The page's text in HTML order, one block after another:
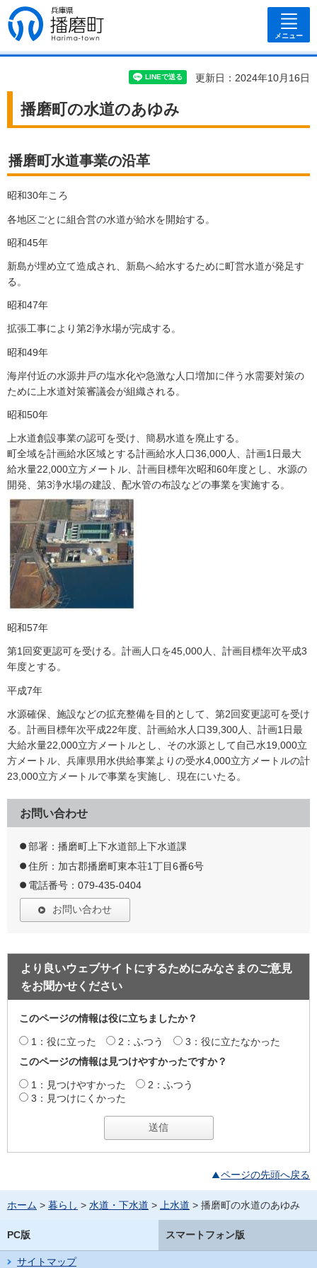
兵庫県 播磨
町
メニュー
更新日：2024年10月16日
播磨町の水道のあゆみ
播磨町水道事業の沿革
昭和30年ころ
各地区ごとに組合営の水道が給水を開始する。
昭和45年
新島が埋め立て造成され、新島へ給水するために町営水道が発足す
る。
昭和47年
拡張工事により第2浄水場が完成する。
昭和49年
海岸付近の水源井戸の塩水化や急激な人口増加に伴う水需要対策の
ために上水道対策審議会が組織される。
昭和50年
上水道創設事業の認可を受け、簡易水道を廃止する。
町全域を計画給水区域とする計画給水人口36,000人、計画1日最大
給水量22,000立方メートル、計画目標年次昭和60年度とし、水源の
開発、第3浄水場の建設、配水管の布設などの事業を実施する。
昭和57年
第1回変更認可を受ける。計画人口を45,000人、計画目標年次平成3
年度とする。
平成7年
水源確保、施設などの拡充整備を目的として、第2回変更認可を受け
る。計画目標年次平成22年度、計画給水人口39,300人、計画1日最
大給水量22,000立方メートルとし、その水源として自己水19,000立
方メートル、兵庫県用水供給事業よりの受水4,000立方メートルの計
23,000立方メートルで事業を実施し、現在にいたる。
お問い合わせ
部署：播磨町上下水道部上下水道課
住所：加古郡播磨町東本荘1丁目6番6号
電話番号：079-435-0404
お問い合わせ
より良いウェブサイトにするためにみなさまのご意見
をお聞かせください
このページの情報は役に立ちましたか？
1：役に立った 2：ふつう
3：役に立たなかった
このページの情報は見つけやすかったですか？
1：見つけやすかった
2：ふつう
3：見つけにくかった
ページの先頭へ戻る
ホーム > 暮らし > 水道・下水道 > 上水道 > 播磨町の水道のあゆみ
PC版 スマートフォン版
サイトマップ